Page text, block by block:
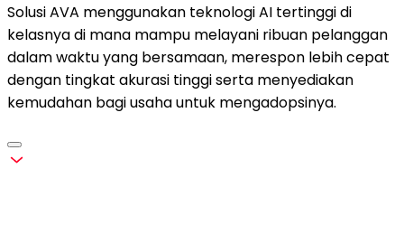
Solusi AVA menggunakan teknologi AI tertinggi di
kelasnya di mana mampu melayani ribuan pelanggan
dalam waktu yang bersamaan, merespon lebih cepat
dengan tingkat akurasi tinggi serta menyediakan
kemudahan bagi usaha untuk mengadopsinya.